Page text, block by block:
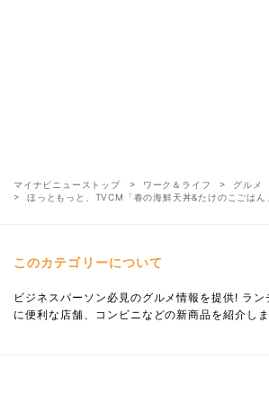
マイナビニューストップ ワーク＆ライフ
グルメ
ほっともっと、TVCM「春の海鮮天丼&たけのこごはん
このカテゴリーについて
ビジネスパーソン必見のグルメ情報を提供! ラ
に便利な店舗、コンビニなどの新商品を紹介しま